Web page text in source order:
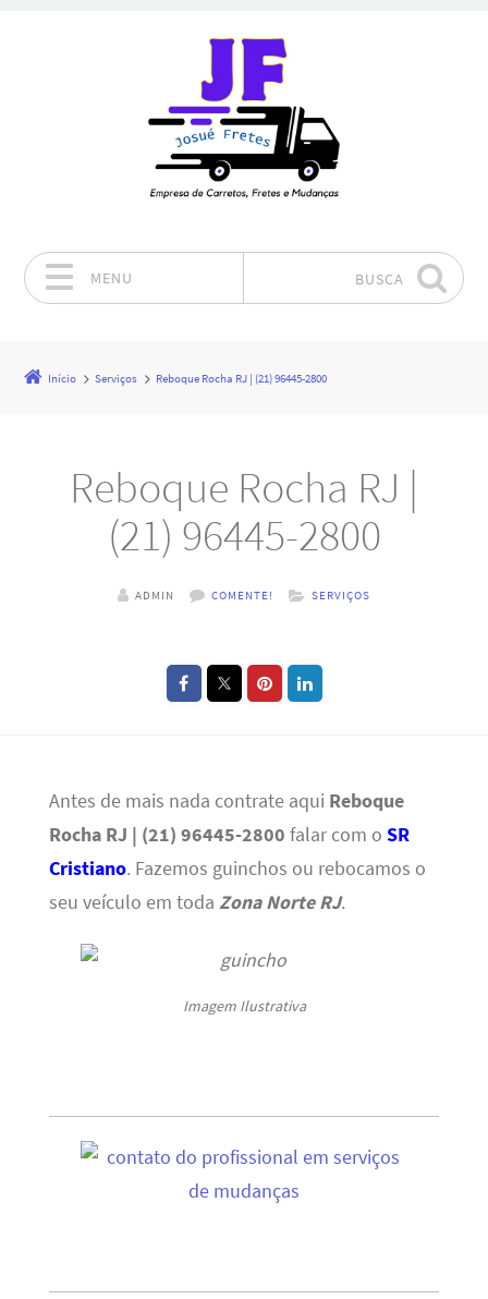
MENU BUSCA
Início Serviços Reboque Rocha RJ | (21) 96445-2800
Reboque Rocha RJ |
(21) 96445-2800
ADMIN COMENTE! SERVIÇOS
Antes de mais nada contrate aqui Reboque
Rocha RJ | (21) 96445-2800 falar com o SR
Cristiano. Fazemos guinchos ou rebocamos o
seu veículo em toda Zona Norte RJ.
Imagem Ilustrativa